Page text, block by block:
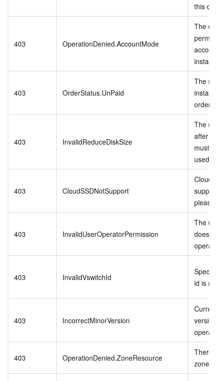
this
403 OperationDenied.AccountMode
The
403 OrderStatus.UnPaid
The
order.
403 InvalidReduceDiskSize
The
after
must
used
403 CloudSSDNotSupport
Cloud
please
403 InvalidUserOperatorPermission
The
does
403 InvalidVswitchId
id is
403 IncorrectMinorVersion
403 OperationDenied.ZoneResource
There
zone